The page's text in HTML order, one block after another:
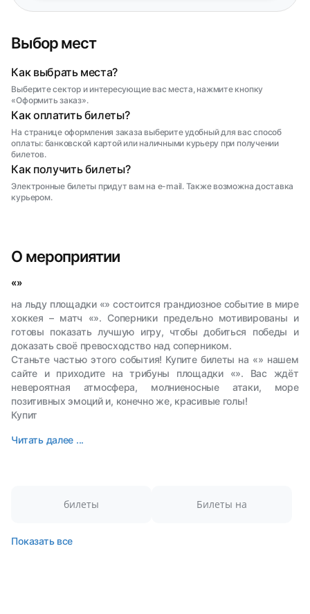
Выбор мест
Как выбрать места?
Выберите сектор и интересующие вас места, нажмите кнопку
«Оформить заказ».
Как оплатить билеты?
На странице оформления заказа выберите удобный для вас способ
оплаты: банковской картой или наличными курьеру при получении
билетов.
Как получить билеты?
Электронные билеты придут вам на e-mail. Также возможна доставка
курьером.
О мероприятии
«»
на льду площадки «» состоится грандиозное событие в мире
хоккея – матч «». Соперники предельно мотивированы и
готовы показать лучшую игру, чтобы добиться победы и
доказать своё превосходство над соперником.
Станьте частью этого события! Купите билеты на «» нашем
сайте и приходите на трибуны площадки «». Вас ждёт
невероятная атмосфера, молниеносные атаки, море
позитивных эмоций и, конечно же, красивые голы!
Купит
Читать далее ...
билеты Билеты на
Показать все